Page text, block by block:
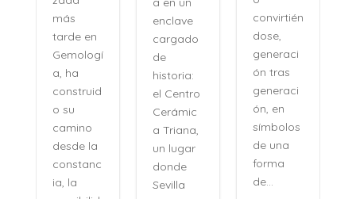
más
tarde en
Gemologí
a, ha
construid
o su
camino
desde la
constanc
ia, la
enclave
cargado
de
historia:
el Centro
Cerámic
a Triana,
un lugar
donde
Sevilla
convirtién
dose,
generaci
ón tras
generaci
ón, en
símbolos
de una
forma
de...